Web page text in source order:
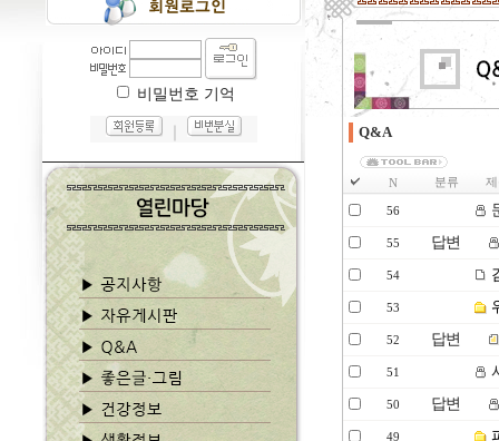
비밀번호 기억
Q&A
N 분류 제
56
55 답변
54
53
52 답변
51
50 답변
49